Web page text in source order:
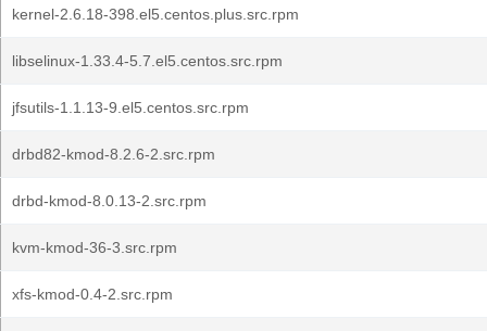
kernel-2.6.18-398.el5.centos.plus.src.rpm
libselinux-1.33.4-5.7.el5.centos.src.rpm
jfsutils-1.1.13-9.el5.centos.src.rpm
drbd82-kmod-8.2.6-2.src.rpm
drbd-kmod-8.0.13-2.src.rpm
kvm-kmod-36-3.src.rpm
xfs-kmod-0.4-2.src.rpm